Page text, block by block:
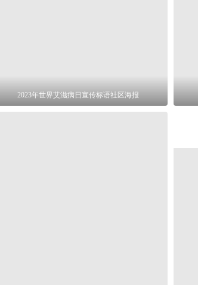
2023年世界艾滋病日宣传标语社区海报